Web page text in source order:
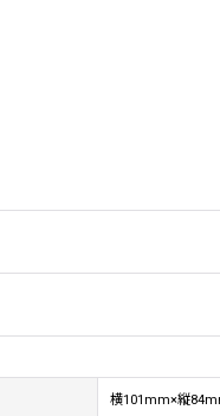
横101mm×縦